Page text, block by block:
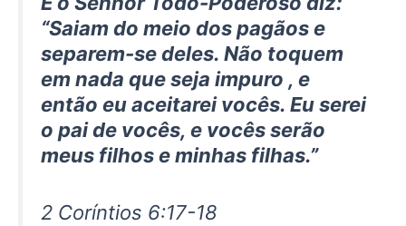
“Saiam do meio dos pagãos e
separem-se deles. Não toquem
em nada que seja impuro , e
então eu aceitarei vocês. Eu serei
o pai de vocês, e vocês serão
meus filhos e minhas filhas.”
2 Coríntios 6:17-18